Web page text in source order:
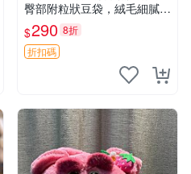
臀部附粒狀豆袋，絨毛細膩臉
部可愛，中古嚴選推薦 小熊
公仔 豆袋
$290 8折
折扣碼